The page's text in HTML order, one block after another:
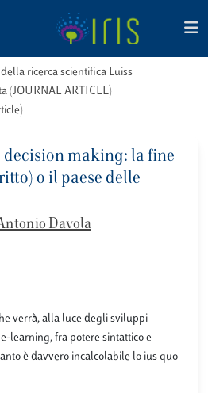
ricerca scientifica Luiss
(JOURNAL ARTICLE)
making: la fine
o il paese delle
Davola
verrà, alla luce degli sviluppi
learning, fra potere sintattico e
è davvero incalcolabile lo ius quo